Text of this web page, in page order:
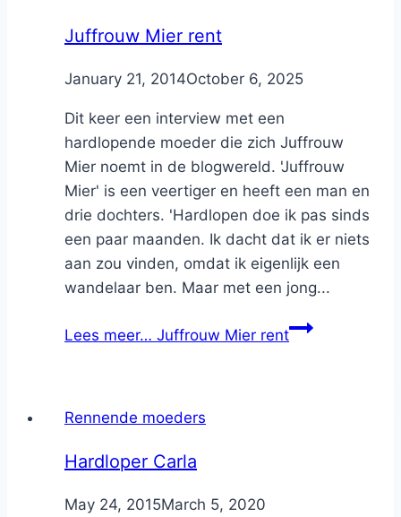
Juffrouw Mier rent
ByNicole
January 21, 2014October 6, 2025
Dit keer een interview met een
hardlopende moeder die zich Juffrouw
Mier noemt in de blogwereld. 'Juffrouw
Mier' is een veertiger en heeft een man en
drie dochters. 'Hardlopen doe ik pas sinds
een paar maanden. Ik dacht dat ik er niets
aan zou vinden, omdat ik eigenlijk een
wandelaar ben. Maar met een jong...
Lees meer… Juffrouw Mier rent
Rennende moeders
Hardloper Carla
ByNicole
May 24, 2015March 5, 2020